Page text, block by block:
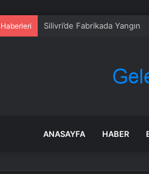
Silivri’de Fabrikada Yangın
ANASAYFA HABER